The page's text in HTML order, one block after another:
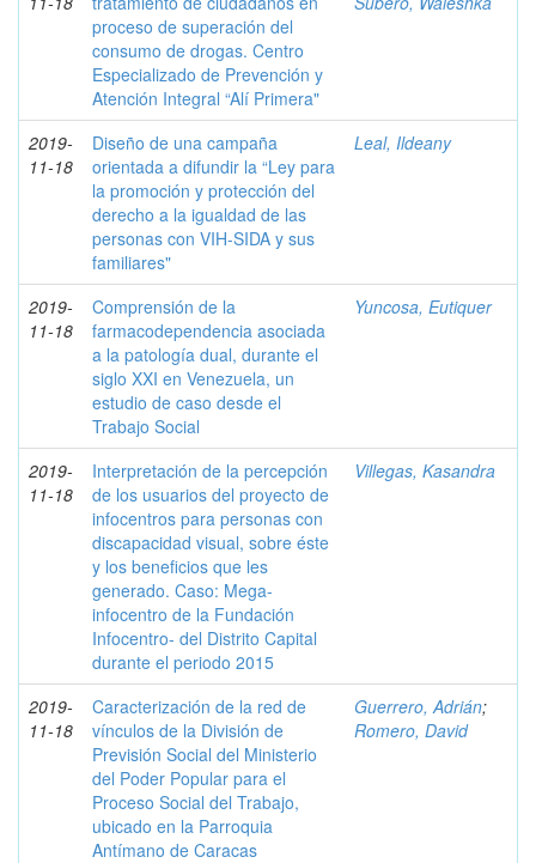
proceso de superación del
consumo de drogas. Centro
Especializado de Prevención y
Atención Integral “Alí Primera"
2019-
11-18
Diseño de una campaña
orientada a difundir la “Ley para
la promoción y protección del
derecho a la igualdad de las
personas con VIH-SIDA y sus
familiares"
Leal, Ildeany
2019-
11-18
Comprensión de la
farmacodependencia asociada
a la patología dual, durante el
siglo XXI en Venezuela, un
estudio de caso desde el
Trabajo Social
Yuncosa, Eutiquer
2019-
11-18
Interpretación de la percepción
de los usuarios del proyecto de
infocentros para personas con
discapacidad visual, sobre éste
y los beneficios que les
generado. Caso: Mega-
infocentro de la Fundación
Infocentro- del Distrito Capital
durante el periodo 2015
Villegas, Kasandra
2019-
11-18
Caracterización de la red de
vínculos de la División de
Previsión Social del Ministerio
del Poder Popular para el
Proceso Social del Trabajo,
ubicado en la Parroquia
Antímano de Caracas
Guerrero, Adrián;
Romero, David